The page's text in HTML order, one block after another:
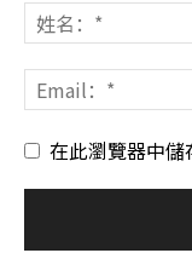
在此瀏覽器中儲